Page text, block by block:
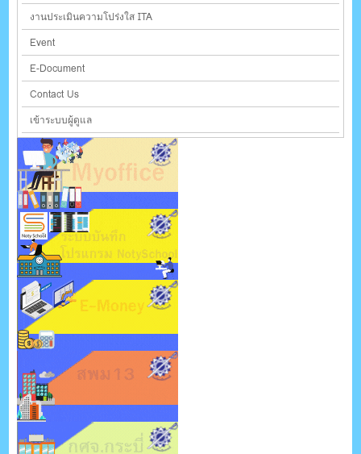
งานประเมินความโปร่งใส ITA
Event
E-Document
Contact Us
เข้าระบบผู้ดูแล